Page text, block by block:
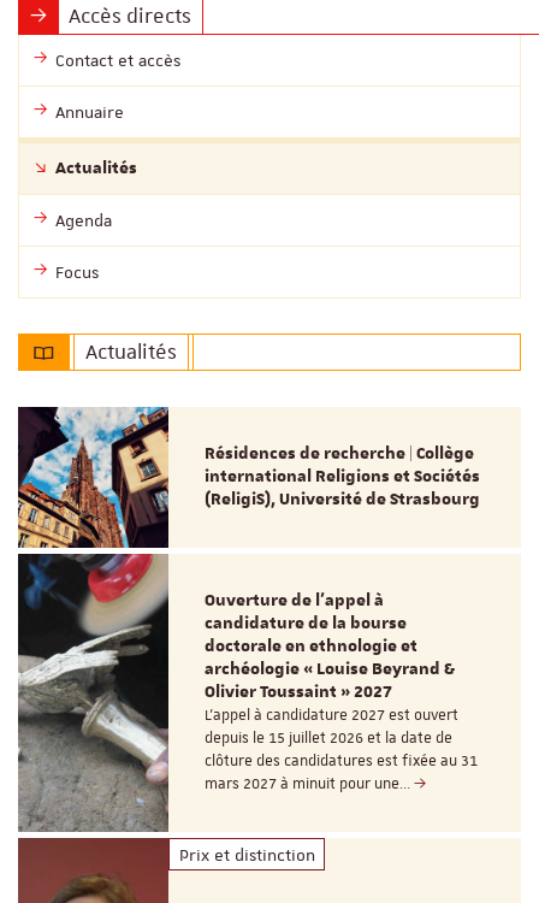
Accès directs
Contact et accès
Annuaire
Actualités
Agenda
Focus
Actualités
Résidences de recherche | Collège
international Religions et Sociétés
(ReligiS), Université de Strasbourg
Ouverture de l'appel à
candidature de la bourse
doctorale en ethnologie et
archéologie « Louise Beyrand &
Olivier Toussaint » 2027
L’appel à candidature 2027 est ouvert
depuis le 15 juillet 2026 et la date de
clôture des candidatures est fixée au 31
mars 2027 à minuit pour une…
Prix et distinction